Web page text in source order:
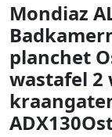
Mondiaz
planchet
wastafel 2